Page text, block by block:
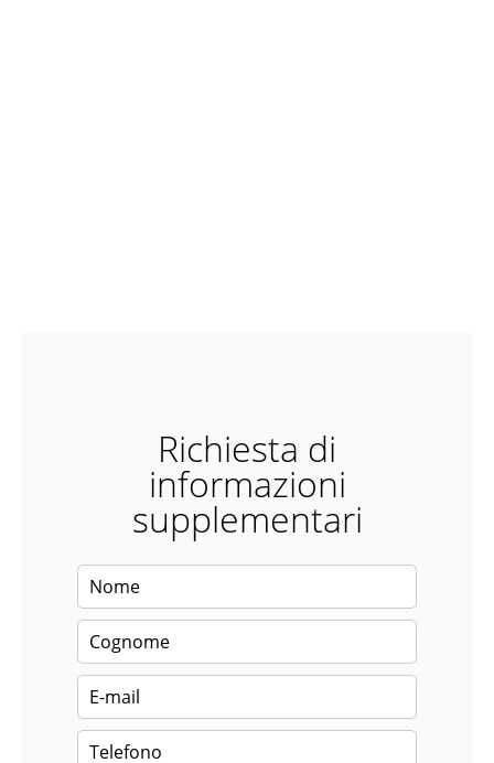
Richiesta di
informazioni
supplementari